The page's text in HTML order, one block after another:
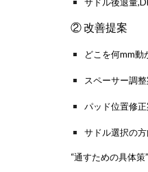
サドル後退量
② 改善提案
どこを何mm動
スペーサー調
パッド位置修
サドル選択の
“通すための具体策